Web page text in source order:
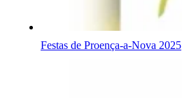
Festas de Proença-a-Nova 2025